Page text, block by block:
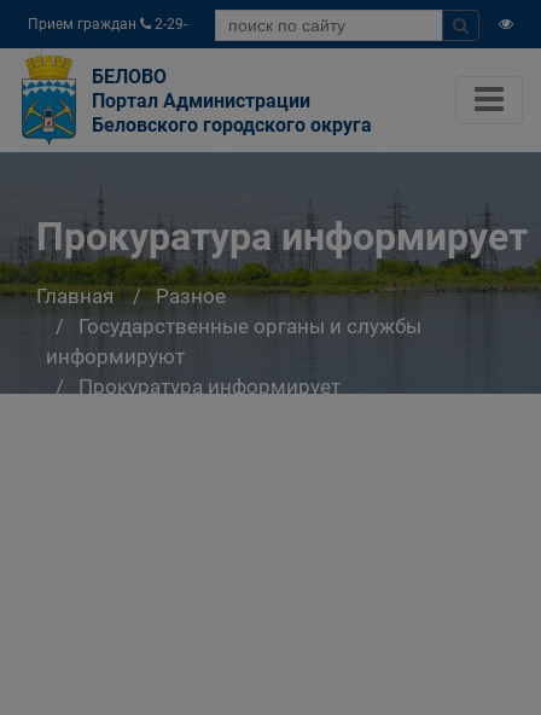
Прием граждан
2-29-
04
БЕЛОВО
Портал Администрации
Беловского городского округа
Прокуратура информирует
Главная
Разное
Государственные органы и службы
информируют
Прокуратура информирует